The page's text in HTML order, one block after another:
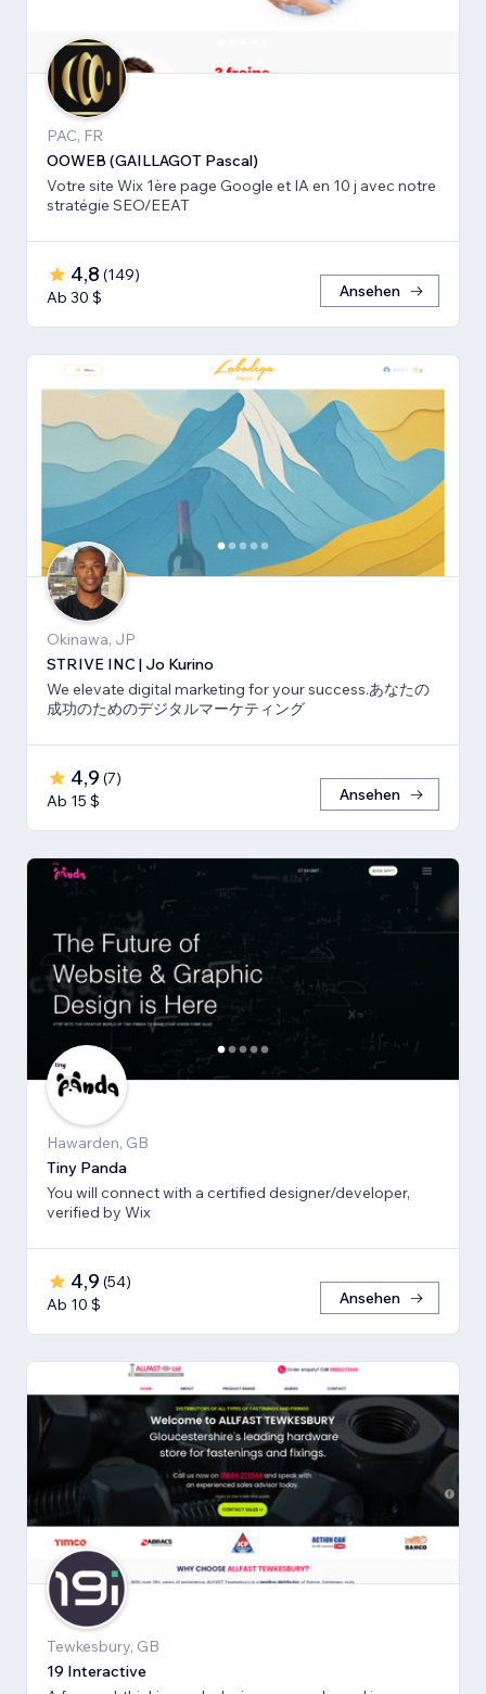
PAC, FR
OOWEB (GAILLAGOT Pascal)
Votre site Wix 1ère page Google et IA en 10 j avec notre
stratégie SEO/EEAT
4,8 (149)
Ab 30 $
Ansehen
Okinawa, JP
STRIVE INC | Jo Kurino
We elevate digital marketing for your success.あなたの
成功のためのデジタルマーケティング
4,9 (7)
Ab 15 $
Ansehen
Hawarden, GB
Tiny Panda
You will connect with a certified designer/developer,
verified by Wix
4,9 (54)
Ab 10 $
Ansehen
Tewkesbury, GB
19 Interactive